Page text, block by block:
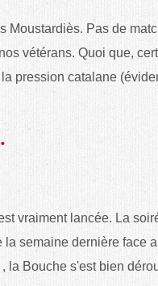
Moustardiès. Pas de
vétérans. Quoi que,
pression catalane
vraiment lancée. La
semaine dernière face
la Bouche s'est bien